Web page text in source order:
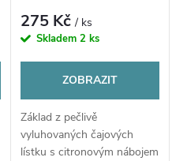
& Vape 12ML
275 Kč/ ks
Skladem 2 ks
ZOBRAZIT
Základ z pečlivě
vyluhovaných čajových
lístku s citronovým nábojem